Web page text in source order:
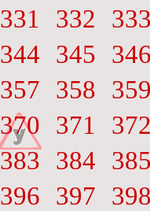
331 332
344 345
357 358
370 371
383 384
396 397